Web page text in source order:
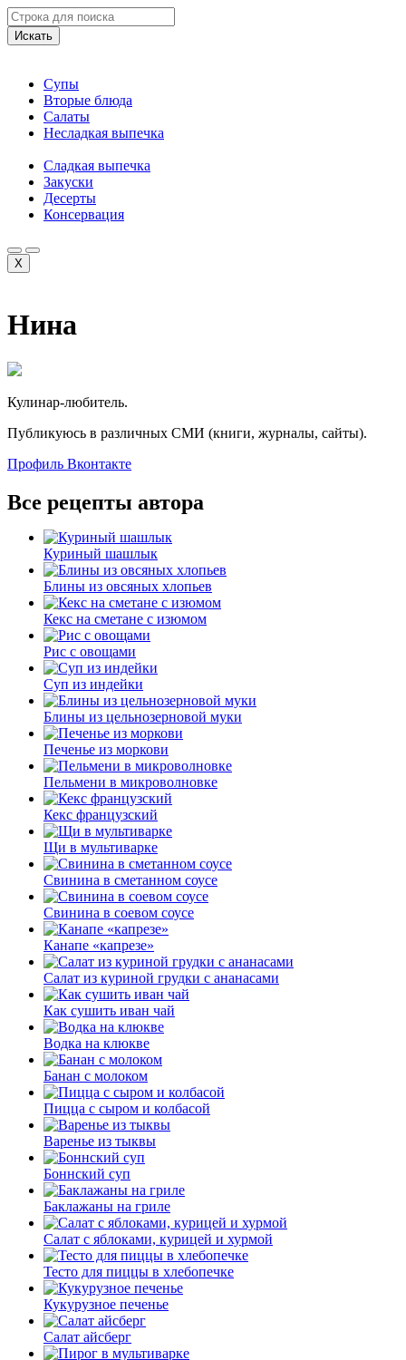
Искать
Супы
Вторые блюда
Салаты
Несладкая выпечка
Сладкая выпечка
Закуски
Десерты
Консервация
X
Нина
Кулинар-любитель.
Публикуюсь в различных СМИ (книги, журналы, сайты).
Профиль Вконтакте
Все рецепты автора
Куриный шашлык
Блины из овсяных хлопьев
Кекс на сметане с изюмом
Рис с овощами
Суп из индейки
Блины из цельнозерновой муки
Печенье из моркови
Пельмени в микроволновке
Кекс французский
Щи в мультиварке
Свинина в сметанном соусе
Свинина в соевом соусе
Канапе «капрезе»
Салат из куриной грудки с ананасами
Как сушить иван чай
Водка на клюкве
Банан с молоком
Пицца с сыром и колбасой
Варенье из тыквы
Боннский суп
Баклажаны на гриле
Салат с яблоками, курицей и хурмой
Тесто для пиццы в хлебопечке
Кукурузное печенье
Салат айсберг